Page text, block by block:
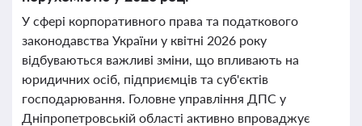
У сфері корпоративного права та податкового
законодавства України у квітні 2026 року
відбуваються важливі зміни, що впливають на
юридичних осіб, підприємців та суб'єктів
господарювання. Головне управління ДПС у
Дніпропетровській області активно впроваджує